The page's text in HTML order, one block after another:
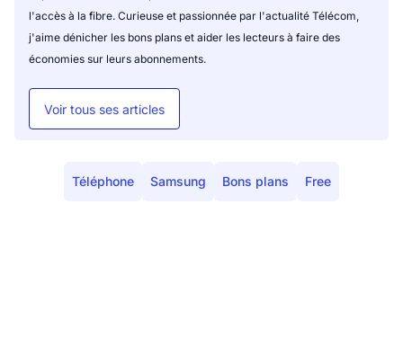
l'accès à la fibre. Curieuse et passionnée par l'actualité Télécom,
j'aime dénicher les bons plans et aider les lecteurs à faire des
économies sur leurs abonnements.
Voir tous ses articles
Téléphone Samsung Bons plans Free